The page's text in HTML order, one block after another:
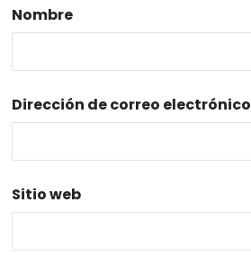
Nombre
Dirección de correo electrónico
Sitio web